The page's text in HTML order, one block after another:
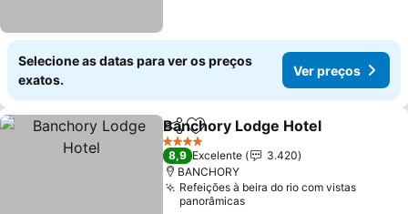
Selecione as datas para ver os preços
exatos.
Ver preços
PartilharAdicionar aos favoritos
Banchory Lodge Hotel
4 Estrelas
8,9 Excelente
3.420
BANCHORY
Refeições à beira do rio com vistas
panorâmicas